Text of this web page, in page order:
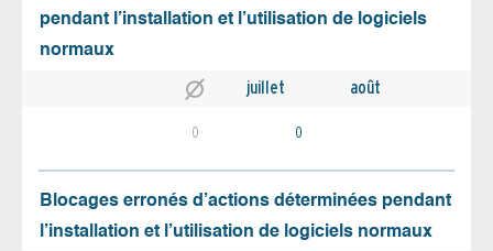
pendant l’installation et l’utilisation de logiciels
normaux
juillet août
0 0
Blocages erronés d’actions déterminées pendant
l’installation et l’utilisation de logiciels normaux